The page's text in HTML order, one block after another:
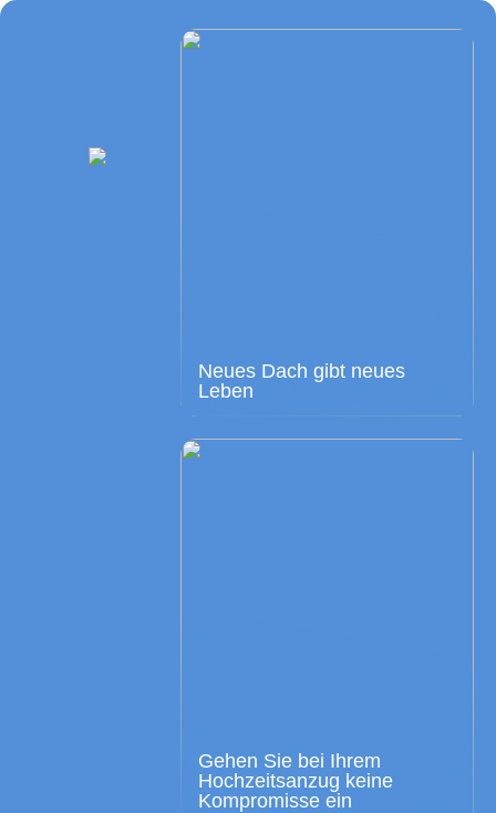
Neues Dach gibt neues
Leben
Gehen Sie bei Ihrem
Hochzeitsanzug keine
Kompromisse ein